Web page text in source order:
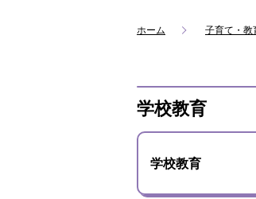
ホーム 子育て・教
学校教育
学校教育